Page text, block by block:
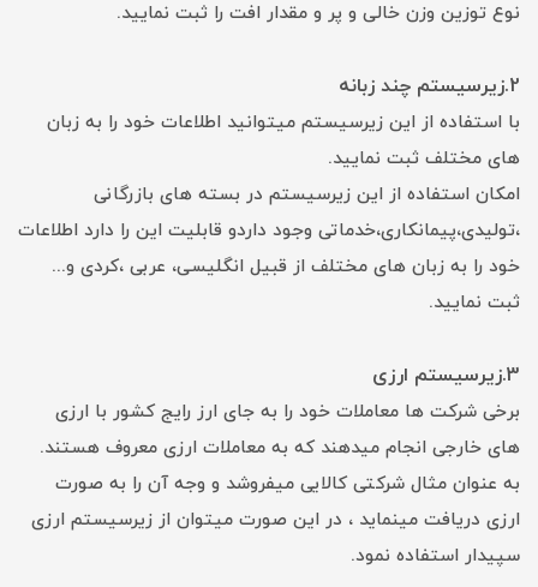
نوع توزین وزن خالی و پر و مقدار افت را ثبت نمایید.
2.زیرسیستم چند زبانه
با استفاده از این زیرسیستم میتوانید اطلاعات خود را به زبان
های مختلف ثبت نمایید.
امکان استفاده از این زیرسیستم در بسته های بازرگانی
،تولیدی،پیمانکاری،خدماتی وجود داردو قابلیت این را دارد اطلاعات
خود را به زبان های مختلف از قبیل انگلیسی، عربی ،کردی و...
ثبت نمایید.
3.زیرسیستم ارزی
برخی شرکت ها معاملات خود را به جای ارز رایج کشور با ارزی
های خارجی انجام میدهند که به معاملات ارزی معروف هستند.
به عنوان مثال شرکتی کالایی میفروشد و وجه آن را به صورت
ارزی دریافت مینماید ، در این صورت میتوان از زیرسیستم ارزی
سپیدار استفاده نمود.